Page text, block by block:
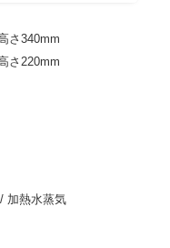
さ340mm
さ220mm
加熱水蒸気